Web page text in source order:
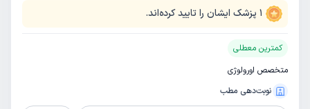
1 پزشک ایشان را تایید کرده‌اند.
کمترین معطلی
متخصص اورولوژی
نوبت‌دهی مطب